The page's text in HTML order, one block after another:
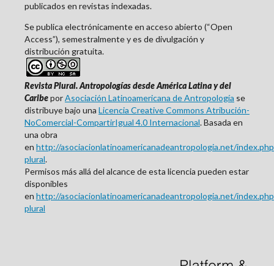
publicados en revistas indexadas.
Se publica electrónicamente en acceso abierto (“Open
Access”), semestralmente y es de divulgación y
distribución gratuita.
Revista Plural. Antropologías desde América Latina y del
CaribeporAsociación Latinoamericana de Antropología se
distribuye bajo una Licencia Creative Commons Atribución-
NoComercial-CompartirIgual 4.0 Internacional. Basada en
una obra
en http://asociacionlatinoamericanadeantropologia.net/
plural.
Permisos más allá del alcance de esta licencia pueden estar
disponibles
en http://asociacionlatinoamericanadeantropologia.net/
plural